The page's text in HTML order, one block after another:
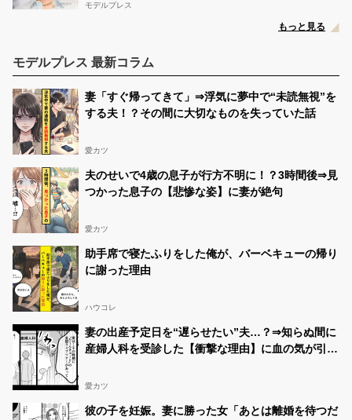
モデルプレス
もっと見る
モデルプレス 最新コラム
妻「すぐ帰ってきて」⇒浮気に夢中で“未読無視”を
する夫！？その間に大切なものを失っていた話
愛カツ
夫のせいで4歳の息子が行方不明に！？3時間後⇒見
つかった息子の【悲惨な姿】に妻が絶句
愛カツ
助手席で寝たふりをした俺が、バーベキューの帰り
に謝った理由
ハウコレ
妻の出産予定日を“遅らせたい”夫…？⇒知らぬ間に
産婦人科を受診した【衝撃な理由】に血の気が引い
愛カツ
彼の子を妊娠。妻に勝った女「あとは離婚を待つだ